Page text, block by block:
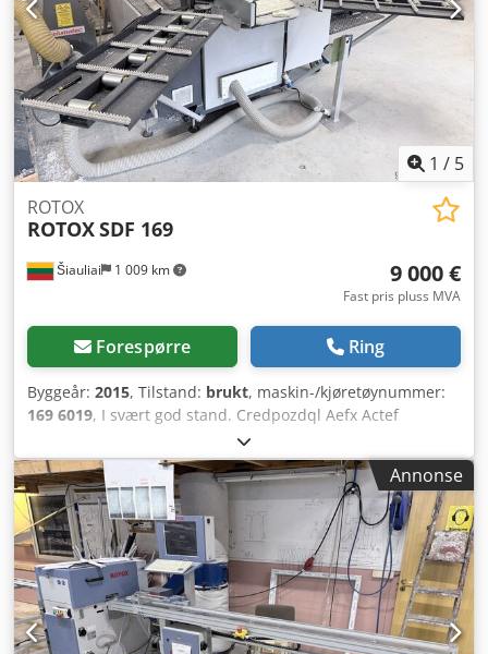
under drift: min. 15 °C, maks. 40 °C Bruksanvisning
foreligger digitalt. Mellomsalg, endringer og feil
forbeholdes.
1 / 5
Šiauliai 1 009 km
ROTOX
ROTOXSDF 169
9 000 €
Fast pris pluss MVA
Forespørre Ring
Byggeår: 2015, Tilstand: brukt, maskin-/kjøretøynummer:
169 6019, I svært god stand. Credpozdql Aefx Actef
Annonse